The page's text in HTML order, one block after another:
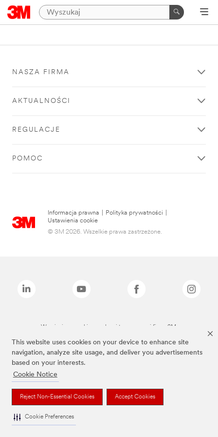
This website uses cookies on your device to enhance site
navigation, analyze site usage, and deliver you advertisements
based on your interests.
Cookie Notice
Reject Non-Essential Cookies Accept Cookies
Cookie Preferences
NASZA FIRMA
AKTUALNOŚCI
REGULACJE
POMOC
Informacja prawna Polityka prywatności
Ustawienia cookie
© 3M 2026. Wszelkie prawa zastrzeżone.
Wymienione marki są znakami towarowymi firmy 3M.